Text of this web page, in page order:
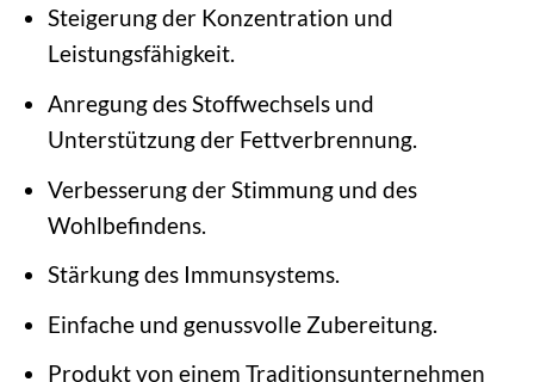
Steigerung der Konzentration und
Leistungsfähigkeit.
Anregung des Stoffwechsels und
Unterstützung der Fettverbrennung.
Verbesserung der Stimmung und des
Wohlbefindens.
Stärkung des Immunsystems.
Einfache und genussvolle Zubereitung.
Produkt von einem Traditionsunternehmen